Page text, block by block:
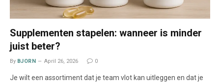
Supplementen stapelen: wanneer is minder
juist beter?
By BJORN April 26, 2026 0
Je wilt een assortiment dat je team vlot kan uitleggen en dat je